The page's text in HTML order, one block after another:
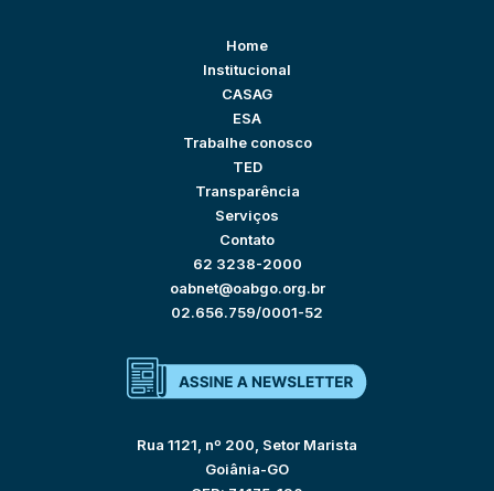
Home
Institucional
CASAG
ESA
Trabalhe conosco
TED
Transparência
Serviços
Contato
62 3238-2000
oabnet@oabgo.org.br
02.656.759/0001-52
Rua 1121, nº 200, Setor Marista
Goiânia-GO